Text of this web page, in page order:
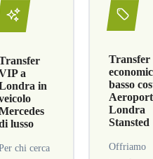
a
in
lusso
chi cerca
Transfer
basso
Londra
Stansted
Offriamo